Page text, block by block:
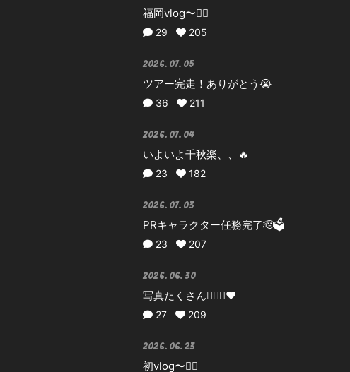
福岡vlog〜✊🏻
29 205
2026.07.05
ツアー完走！ありがとう😭
36 211
2026.07.04
いよいよ千秋楽、、🔥
23 182
2026.07.03
PRキャラクター任務完了🫡🗳️
23 207
2026.06.30
写真たくさん✌🏻🏰❤️
27 209
2026.06.23
初vlog〜✊🏻